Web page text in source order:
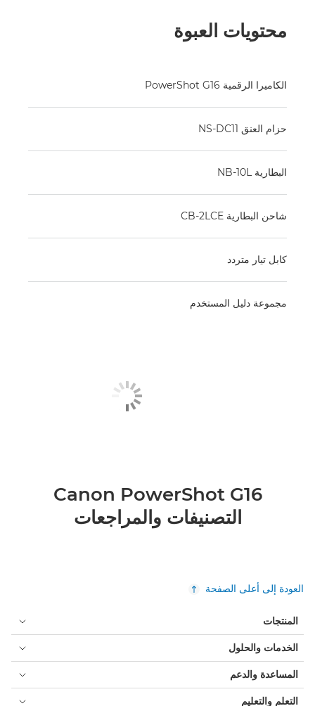
محتويات العبوة
الكاميرا الرقمية PowerShot G16
حزام العنق NS-DC11
البطارية NB-10L
شاحن البطارية CB-2LCE
كابل تيار متردد
مجموعة دليل المستخدم
Canon PowerShot G16
التصنيفات والمراجعات
العودة إلى أعلى الصفحة
المنتجات
الخدمات والحلول
المساعدة والدعم
التعلم والتعليم